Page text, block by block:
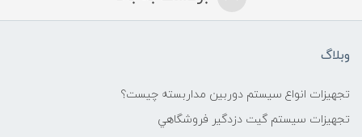
وبلاگ
تجهیزات انواع سیستم دوربین مداربسته چيست؟
تجهیزات سیستم گيت دزدگیر فروشگاهي